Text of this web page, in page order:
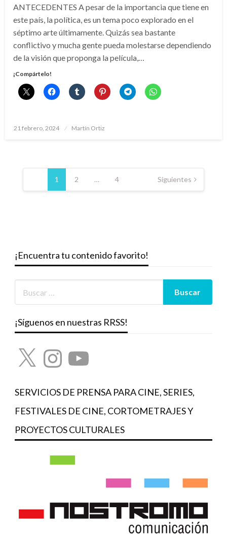
ANTECEDENTES A pesar de la importancia que tiene en
este país, la política, es un tema poco explorado en el
séptimo arte últimamente. Quizás sea bastante
conflictivo y mucha gente pueda molestarse dependiendo
de la visión que proponga la película,…
¡Compártelo!
Publicado
21 febrero, 2024 Martín Ortiz
Paginación
entradas
1 2 … 4 Siguientes
¡Encuentra tu contenido favorito!
¡Síguenos en nuestras RRSS!
X InstagramYouTube
SERVICIOS DE PRENSA PARA CINE, SERIES,
FESTIVALES DE CINE, CORTOMETRAJES Y
PROYECTOS CULTURALES